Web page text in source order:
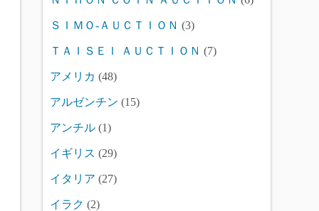
ＳＩＭＯ-ＡＵＣＴＩＯＮ (3)
ＴＡＩＳＥＩ ＡＵＣＴＩＯＮ (7)
アメリカ (48)
アルゼンチン (15)
アンチル (1)
イギリス (29)
イタリア (27)
イラク (2)